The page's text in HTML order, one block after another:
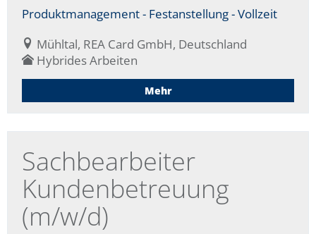
Produktmanagement - Festanstellung - Vollzeit
Mühltal, REA Card GmbH, Deutschland
Hybrides Arbeiten
Mehr
Sachbearbeiter
Kundenbetreuung
(m/w/d)